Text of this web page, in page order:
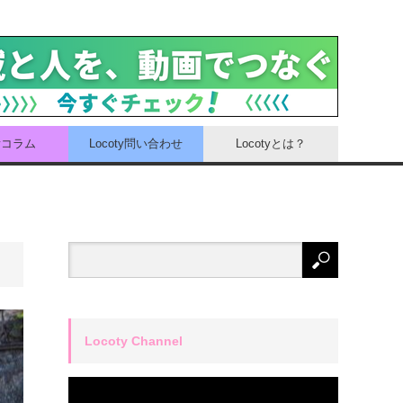
ラム Locoty問い合わせ Locotyとは？
Locoty Channel